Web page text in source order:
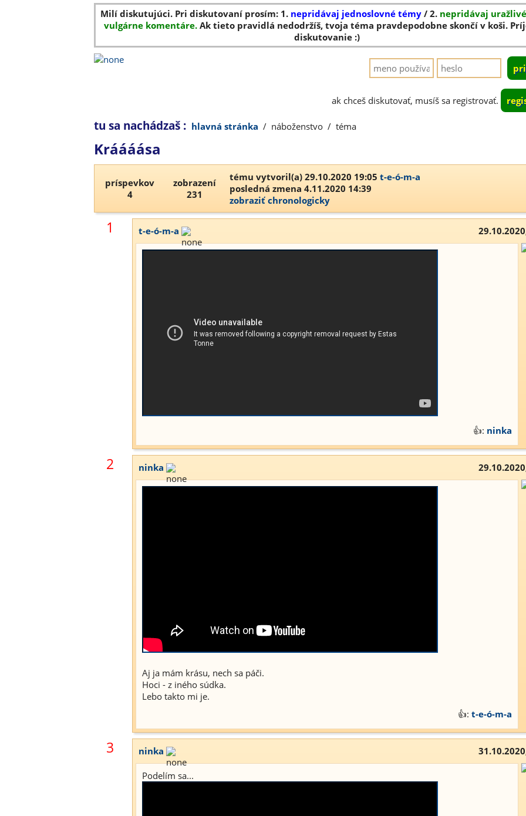
Milí diskutujúci. Pri diskutovaní prosím: 1. nepridávaj jednoslovné témy / 2. nepridávaj
vulgárne komentáre.Ak tieto pravidlá nedodržíš, tvoja téma pravdepodobne skončí v koši.
diskutovanie :)
ak chceš diskutovať, musíš sa registrovať.
tu sa nachádzaš : hlavná stránka / náboženstvo / téma
Kráááása
príspevkov
4
zobrazení
231
tému vytvoril(a) 29.10.2020 19:05 t-e-ó-m-a
posledná zmena 4.11.2020 14:39
zobraziť chronologicky
1 t-e-ó-m-a
👍: ninka
2 ninka
Aj ja mám krásu, nech sa páči.
Hoci - z iného súdka.
Lebo takto mi je.
👍: t-e-ó-m-a
3 ninka
Podelím sa...